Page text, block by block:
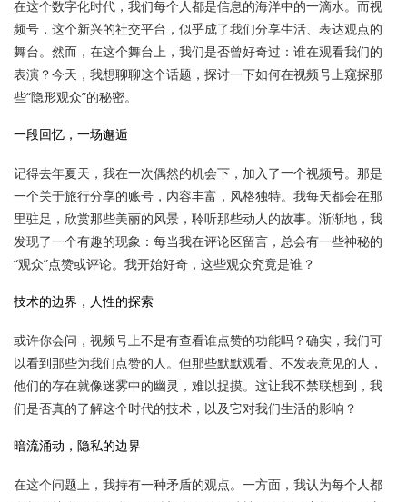
在这个数字化时代，我们每个人都是信息的海洋中的一滴水。而视
频号，这个新兴的社交平台，似乎成了我们分享生活、表达观点的
舞台。然而，在这个舞台上，我们是否曾好奇过：谁在观看我们的
表演？今天，我想聊聊这个话题，探讨一下如何在视频号上窥探那
些“隐形观众”的秘密。
一段回忆，一场邂逅
记得去年夏天，我在一次偶然的机会下，加入了一个视频号。那是
一个关于旅行分享的账号，内容丰富，风格独特。我每天都会在那
里驻足，欣赏那些美丽的风景，聆听那些动人的故事。渐渐地，我
发现了一个有趣的现象：每当我在评论区留言，总会有一些神秘的
“观众”点赞或评论。我开始好奇，这些观众究竟是谁？
技术的边界，人性的探索
或许你会问，视频号上不是有查看谁点赞的功能吗？确实，我们可
以看到那些为我们点赞的人。但那些默默观看、不发表意见的人，
他们的存在就像迷雾中的幽灵，难以捉摸。这让我不禁联想到，我
们是否真的了解这个时代的技术，以及它对我们生活的影响？
暗流涌动，隐私的边界
在这个问题上，我持有一种矛盾的观点。一方面，我认为每个人都